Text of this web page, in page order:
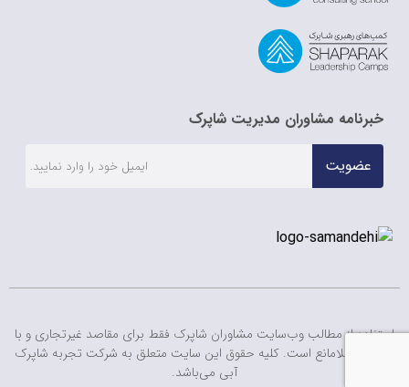
خبرنامه مشاوران مدیریت شاپرک
عضویت
استفاده از مطالب وب‌سایت مشاوران شاپرک فقط برای مقاصد غیرتجاری و با
ذکر منبع بلامانع است. کلیه حقوق این سایت متعلق به شرکت تجربه شاپرک
آبی می‌باشد.